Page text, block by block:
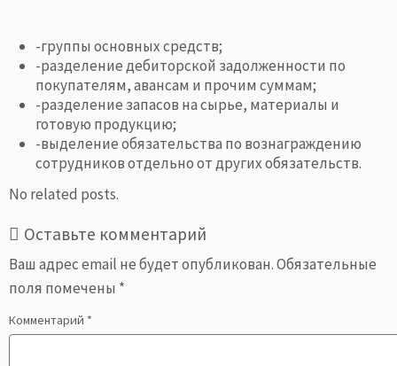
-группы основных средств;
-разделение дебиторской задолженности по
покупателям, авансам и прочим суммам;
-разделение запасов на сырье, материалы и
готовую продукцию;
-выделение обязательства по вознаграждению
сотрудников отдельно от других обязательств.
No related posts.
Оставьте комментарий
Ваш адрес email не будет опубликован.Обязательные
поля помечены *
Комментарий *